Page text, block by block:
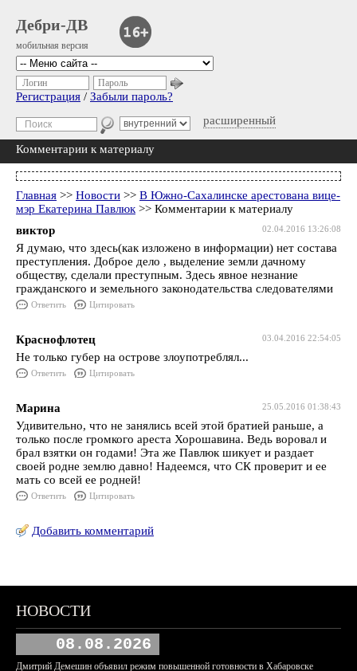
Дебри-ДВ
мобильная версия
расширенный
Логин Пароль
Регистрация / Забыли пароль?
Комментарии к материалу
Главная >> Новости >> В Южно-Сахалинске арестована вице-
мэр Екатерина Павлюк >> Комментарии к материалу
02.04.2016 13:26:08
виктор
Я думаю, что здесь(как изложено в информации) нет состава
преступления. Доброе дело , выделение земли дачному
обществу, сделали преступным. Здесь явное незнание
гражданского и земельного законодательства следователями
Ответить Цитировать
03.04.2016 22:54:05
Краснофлотец
Не только губер на острове злоупотреблял...
Ответить Цитировать
25.05.2016 01:38:43
Марина
Удивительно, что не занялись всей этой братией раньше, а
только после громкого ареста Хорошавина. Ведь воровал и
брал взятки он годами! Эта же Павлюк шикует и раздает
своей родне землю давно! Надеемся, что СК проверит и ее
мать со всей ее родней!
Ответить Цитировать
Добавить комментарий
НОВОСТИ
08.08.2026
Дмитрий Демешин объявил режим повышенной готовности в Хабаровске